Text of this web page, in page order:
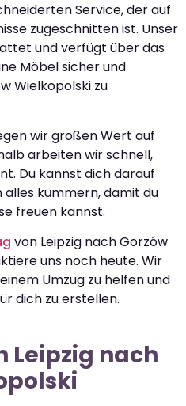
Service, der auf
zugeschnitten ist. Unser
und verfügt über das
Möbel sicher und
Wielkopolski zu
wir großen Wert auf
arbeiten wir schnell,
Du kannst dich darauf
alles kümmern, damit du
freuen kannst.
von Leipzig nach Gorzów
uns noch heute. Wir
Umzug zu helfen und
dich zu erstellen.
Leipzig nach